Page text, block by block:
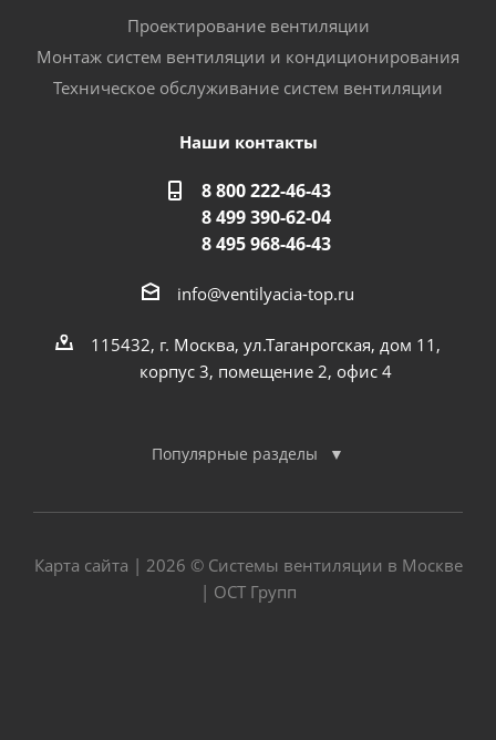
Проектирование вентиляции
Монтаж систем вентиляции и кондиционирования
Техническое обслуживание систем вентиляции
Наши контакты
8 800 222-46-43
8 499 390-62-04
8 495 968-46-43
info@ventilyacia-top.ru
115432, г. Москва, ул.Таганрогская, дом 11,
корпус 3, помещение 2, офис 4
Популярные разделы
Карта сайта | 2026 © Системы вентиляции в Москве
| ОСТ Групп